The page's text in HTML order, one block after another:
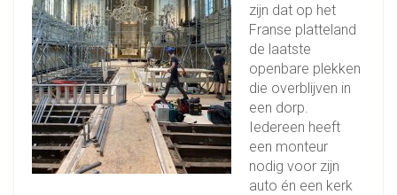
zijn dat op het
Franse platteland
de laatste
openbare plekken
die overblijven in
een dorp.
Iedereen heeft
een monteur
nodig voor zijn
auto én een kerk